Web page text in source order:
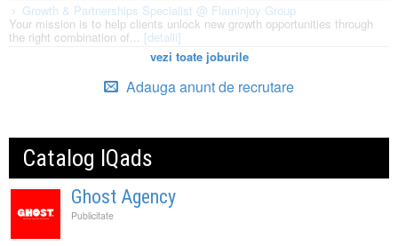
Growth & Partnerships Specialist @ Flaminjoy Group
Your mission is to help clients unlock new growth opportunities through
the right combination of... [detalii]
vezi toate joburile
Adauga anunt de recrutare
Catalog IQads
Ghost Agency
Publicitate